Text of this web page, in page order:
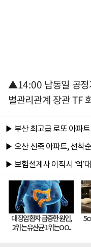
▲14:00 남동일 공정
별관리관계 장관 TF